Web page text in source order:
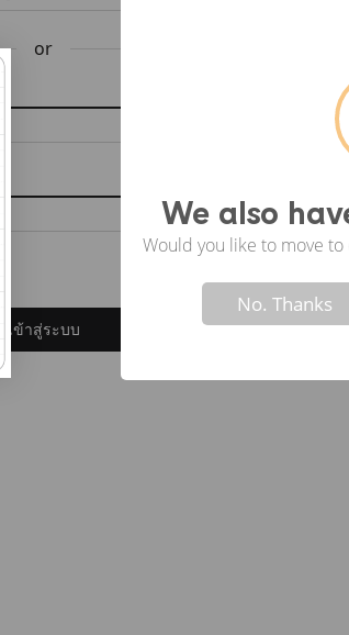
We also
Would you like to move
!
No. Thanks
or